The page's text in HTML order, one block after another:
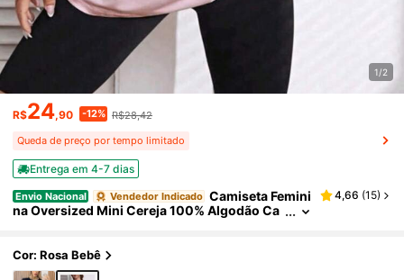
1/2
R$24,90 -12% R$28,42
Queda de preço por tempo limitado
Entrega em 4-7 dias
Envio Nacional Vendedor Indicado Camiseta Femini
na Oversized Mini Cereja 100% Algodão Ca
4,66 (15)
Cor: Rosa Bebê